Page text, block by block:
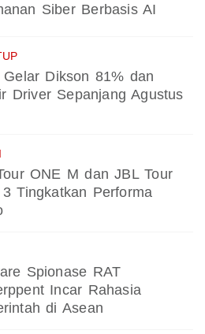
Siber Berbasis AI
Gelar Dikson 81% dan
Driver Sepanjang Agustus
ONE M dan JBL Tour
Tingkatkan Performa
Spionase RAT
Incar Rahasia
di Asean